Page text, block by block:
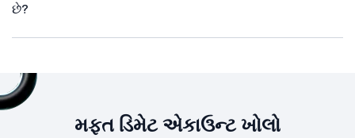
છે?
મફત ડિમેટ એકાઉન્ટ ખોલો